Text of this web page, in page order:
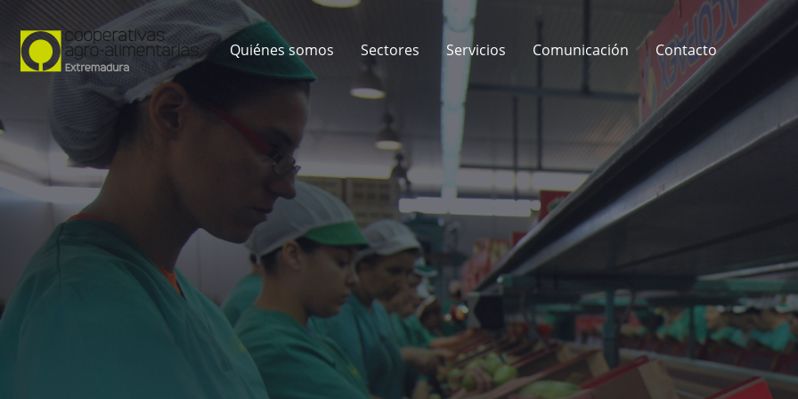
Quiénes somos Sectores Servicios Comunicación Contacto